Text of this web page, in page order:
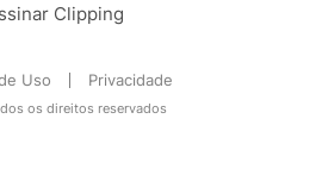
Clipping
Uso Privacidade
os direitos reservados